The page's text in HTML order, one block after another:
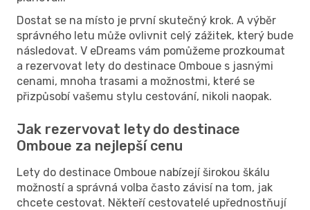
Dostat se na místo je první skutečný krok. A výběr
správného letu může ovlivnit celý zážitek, který bude
následovat. V eDreams vám pomůžeme prozkoumat
a rezervovat lety do destinace Omboue s jasnými
cenami, mnoha trasami a možnostmi, které se
přizpůsobí vašemu stylu cestování, nikoli naopak.
Jak rezervovat lety do destinace
Omboue za nejlepší cenu
Lety do destinace Omboue nabízejí širokou škálu
možností a správná volba často závisí na tom, jak
chcete cestovat. Někteří cestovatelé upřednostňují